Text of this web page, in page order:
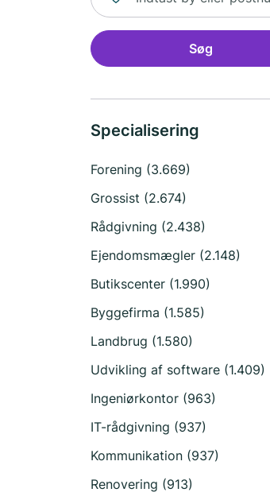
Søg
Specialisering
Forening (3.669)
Grossist (2.674)
Rådgivning (2.438)
Ejendomsmægler (2.148)
Butikscenter (1.990)
Byggefirma (1.585)
Landbrug (1.580)
Udvikling af software (1.409)
Ingeniørkontor (963)
IT-rådgivning (937)
Kommunikation (937)
Renovering (913)